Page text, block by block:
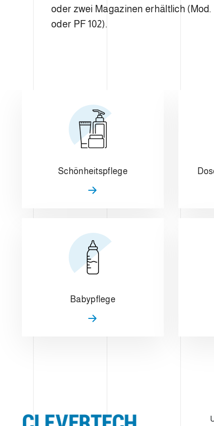
oder zwei Magazinen erhältlich (Mod.
oder PF 102).
Schönheitspflege
Babypflege